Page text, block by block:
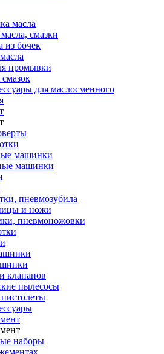
масла
смазки
из бочек
промывки
для маслосменного
машинки
машинки
пневмозубила
и ножи
пневмоножовки
клапанов
пылесосы
наборы